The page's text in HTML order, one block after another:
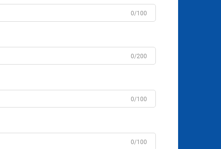
0/100
0/200
0/100
0/100